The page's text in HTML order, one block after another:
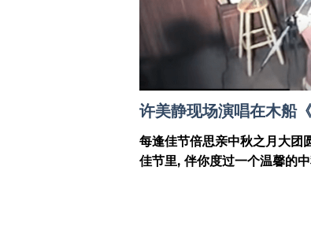
许美静现场演唱在木船
每逢佳节倍思亲中秋之月大团
佳节里, 伴你度过一个温馨的